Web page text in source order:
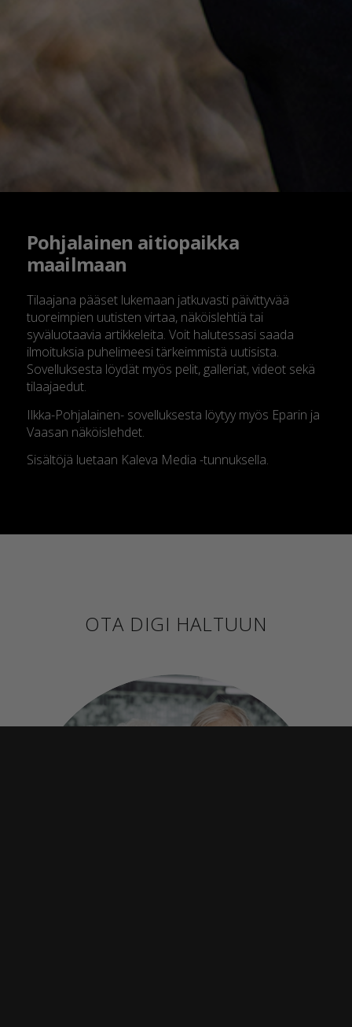
Pohjalainen aitiopaikka
maailmaan
Tilaajana pääset lukemaan jatkuvasti päivittyvää
tuoreimpien uutisten virtaa, näköislehtiä tai
syväluotaavia artikkeleita. Voit halutessasi saada
ilmoituksia puhelimeesi tärkeimmistä uutisista.
Sovelluksesta löydät myös pelit, galleriat, videot sekä
tilaajaedut.
Ilkka-Pohjalainen- sovelluksesta löytyy myös Eparin ja
Vaasan näköislehdet.
Sisältöjä luetaan Kaleva Media -tunnuksella.
OTA DIGI HALTUUN